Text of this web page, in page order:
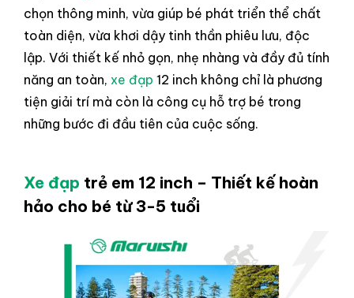
chọn thông minh, vừa giúp bé phát triển thể chất
toàn diện, vừa khơi dậy tinh thần phiêu lưu, độc
lập. Với thiết kế nhỏ gọn, nhẹ nhàng và đầy đủ tính
năng an toàn, xe đạp 12 inch không chỉ là phương
tiện giải trí mà còn là công cụ hỗ trợ bé trong
những bước đi đầu tiên của cuộc sống.
Xe đạp trẻ em 12 inch – Thiết kế hoàn
hảo cho bé từ 3-5 tuổi